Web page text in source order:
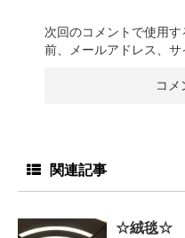
次回のコメントで使用
前、メールアドレス、サ
関連記事
☆絨毯☆